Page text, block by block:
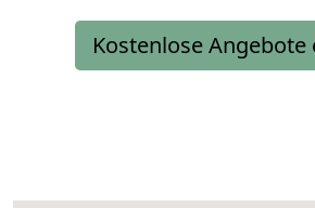
Kostenlose Angebote